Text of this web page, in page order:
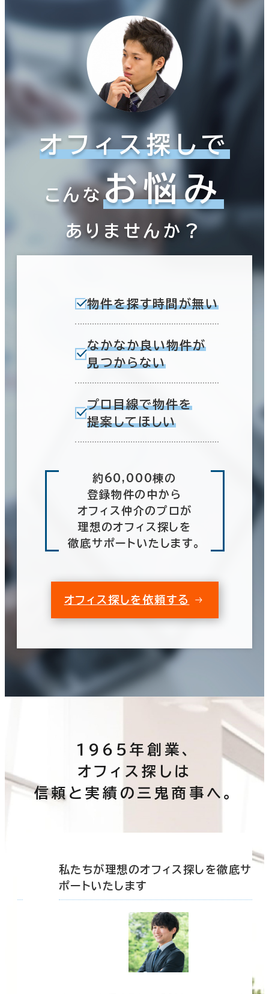
オフィス探しで
こんなお悩み
ありませんか？
物件を探す時間が無い
なかなか良い物件が
見つからない
プロ目線で物件を
提案してほしい
約60,000棟の
登録物件の中から
オフィス仲介のプロが
理想のオフィス探しを
徹底サポートいたします。
オフィス探しを依頼する
1965年創業、
オフィス探しは
信頼と実績の三鬼商事へ。
私たちが理想のオフィス探しを徹底サ
ポートいたします